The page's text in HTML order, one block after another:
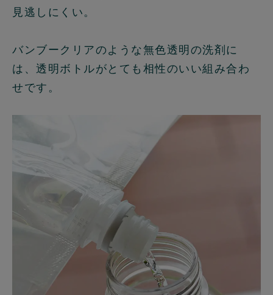
見逃しにくい。
バンブークリアのような無色透明の洗剤に
は、透明ボトルがとても相性のいい組み合わ
せです。